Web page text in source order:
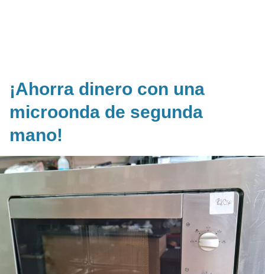
¡Ahorra dinero con una
microonda de segunda
mano!